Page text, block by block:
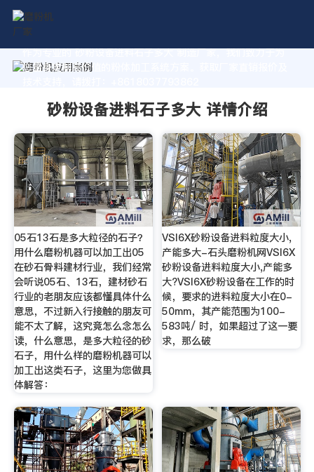
作为专业的 砂粉设备进料石子多大 制造厂家，我们致力于为
您量身定制高价值的粉体加工系统方案。获取厂家直销报价及
砂粉设备进料石子多大 详情介绍
05石13石是多大粒径的石子？
用什么磨粉机器可以加工出05
在砂石骨料建材行业，我们经常
会听说05石、13石，建材砂石
行业的老朋友应该都懂具体什么
意思，不过新入行接触的朋友可
能不太了解，这究竟怎么念怎么
读，什么意思，是多大粒径的砂
石子，用什么样的磨粉机器可以
加工出这类石子，这里为您做具
体解答：
VSI6X砂粉设备进料粒度大小,
产能多大-石头磨粉机网VSI6X
砂粉设备进料粒度大小,产能多
大?VSI6X砂粉设备在工作的时
候，要求的进料粒度大小在0-
50mm，其产能范围为100-
583吨/ 时，如果超过了这一要
求，那么破